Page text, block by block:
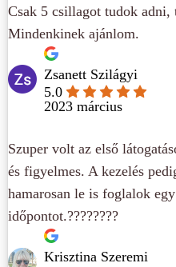
Csak 5 csillagot tudok adni,
Mindenkinek ajánlom.
Zsanett Szilágyi
5.0
2023 március
Szuper volt az első
és figyelmes. A kezelés
hamarosan le is foglalok
időpontot.????????
Krisztina Szeremi